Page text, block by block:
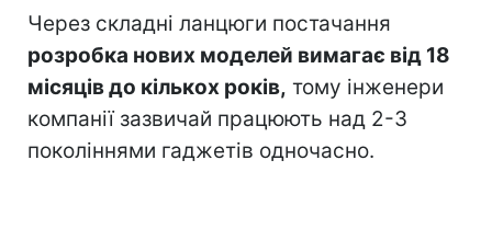
Через складні ланцюги постачання
розробка нових моделей вимагає від 18
місяців до кількох років, тому інженери
компанії зазвичай працюють над 2-3
поколіннями гаджетів одночасно.